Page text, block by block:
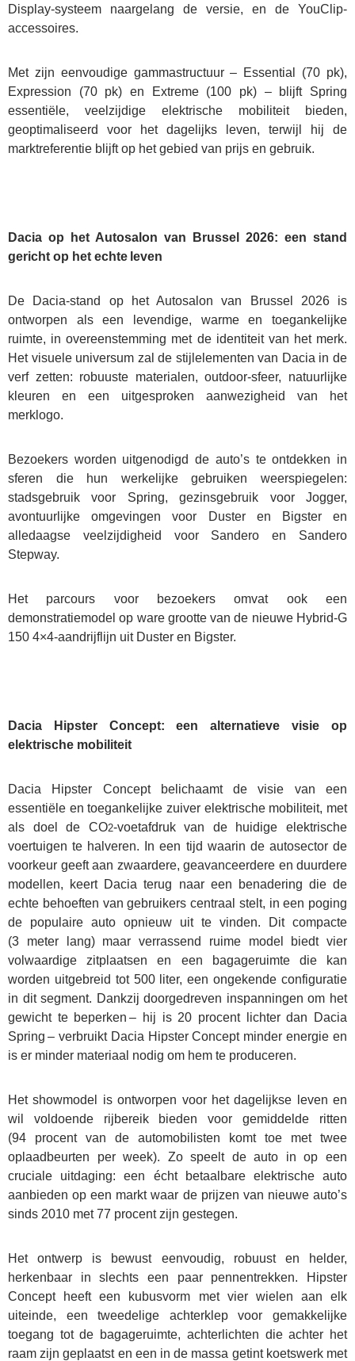
Display-systeem naargelang de versie, en de YouClip-
accessoires.
Met zijn eenvoudige gammastructuur – Essential (70 pk),
Expression (70 pk) en Extreme (100 pk) – blijft Spring
essentiële, veelzijdige elektrische mobiliteit bieden,
geoptimaliseerd voor het dagelijks leven, terwijl hij de
marktreferentie blijft op het gebied van prijs en gebruik.
Dacia op het Autosalon van Brussel 2026: een stand
gericht op het echte leven
De Dacia-stand op het Autosalon van Brussel 2026 is
ontworpen als een levendige, warme en toegankelijke
ruimte, in overeenstemming met de identiteit van het merk.
Het visuele universum zal de stijlelementen van Dacia in de
verf zetten: robuuste materialen, outdoor-sfeer, natuurlijke
kleuren en een uitgesproken aanwezigheid van het
merklogo.
Bezoekers worden uitgenodigd de auto’s te ontdekken in
sferen die hun werkelijke gebruiken weerspiegelen:
stadsgebruik voor Spring, gezinsgebruik voor Jogger,
avontuurlijke omgevingen voor Duster en Bigster en
alledaagse veelzijdigheid voor Sandero en Sandero
Stepway.
Het parcours voor bezoekers omvat ook een
demonstratiemodel op ware grootte van de nieuwe Hybrid-G
150 4×4-aandrijflijn uit Duster en Bigster.
Dacia Hipster Concept: een alternatieve visie op
elektrische mobiliteit
Dacia Hipster Concept belichaamt de visie van een
essentiële en toegankelijke zuiver elektrische mobiliteit, met
als doel de CO2-voetafdruk van de huidige elektrische
voertuigen te halveren. In een tijd waarin de autosector de
voorkeur geeft aan zwaardere, geavanceerdere en duurdere
modellen, keert Dacia terug naar een benadering die de
echte behoeften van gebruikers centraal stelt, in een poging
de populaire auto opnieuw uit te vinden. Dit compacte
(3 meter lang) maar verrassend ruime model biedt vier
volwaardige zitplaatsen en een bagageruimte die kan
worden uitgebreid tot 500 liter, een ongekende configuratie
in dit segment. Dankzij doorgedreven inspanningen om het
gewicht te beperken – hij is 20 procent lichter dan Dacia
Spring – verbruikt Dacia Hipster Concept minder energie en
is er minder materiaal nodig om hem te produceren.
Het showmodel is ontworpen voor het dagelijkse leven en
wil voldoende rijbereik bieden voor gemiddelde ritten
(94 procent van de automobilisten komt toe met twee
oplaadbeurten per week). Zo speelt de auto in op een
cruciale uitdaging: een écht betaalbare elektrische auto
aanbieden op een markt waar de prijzen van nieuwe auto’s
sinds 2010 met 77 procent zijn gestegen.
Het ontwerp is bewust eenvoudig, robuust en helder,
herkenbaar in slechts een paar pennentrekken. Hipster
Concept heeft een kubusvorm met vier wielen aan elk
uiteinde, een tweedelige achterklep voor gemakkelijke
toegang tot de bagageruimte, achterlichten die achter het
raam zijn geplaatst en een in de massa getint koetswerk met